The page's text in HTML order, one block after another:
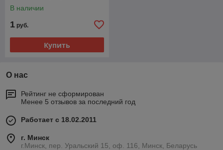
В наличии
1 руб.
Купить
О нас
Рейтинг не сформирован
Менее 5 отзывов за последний год
Работает с 18.02.2011
г. Минск
г.Минск, пер. Уральский 15, оф. 116, Минск, Беларусь